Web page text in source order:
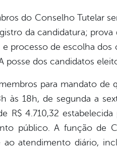
do Conselho Tutelar
da candidatura;
processo de escolha
dos candidatos
para mandato de
às 18h, de segunda a
R$ 4.710,32
público. A função de
atendimento diário,